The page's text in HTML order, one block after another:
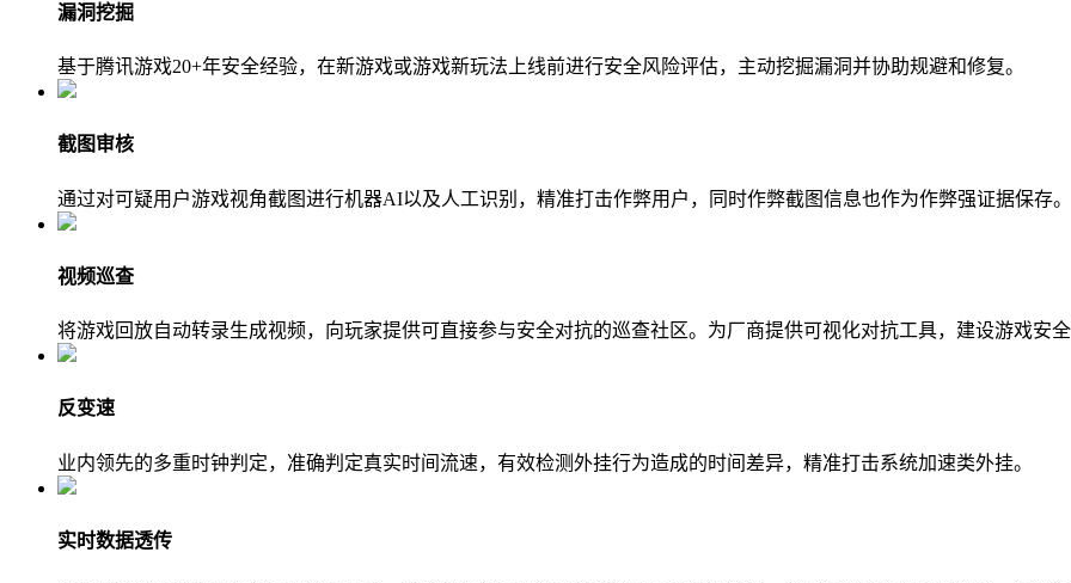
漏洞挖掘
基于腾讯游戏20+年安全经验，在新游戏或游戏新玩法上线前进行安全风险评估，主动挖掘漏洞并协助规避和修复。
截图审核
通过对可疑用户游戏视角截图进行机器AI以及人工识别，精准打击作弊用户，同时作弊截图信息也作为作弊强证据保存。
视频巡查
将游戏回放自动转录生成视频，向玩家提供可直接参与安全对抗的巡查社区。为厂商提供可视化对抗工具，建设游戏安
反变速
业内领先的多重时钟判定，准确判定真实时间流速，有效检测外挂行为造成的时间差异，精准打击系统加速类外挂。
实时数据透传